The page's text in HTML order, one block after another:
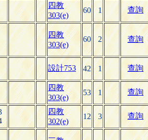
四教
303(e)
60 1 查詢
四教
303(e)
60 2 查詢
設計753 42 1 查詢
四教
303(e)
53 1 查詢
四教
302(e)
12 3 查詢